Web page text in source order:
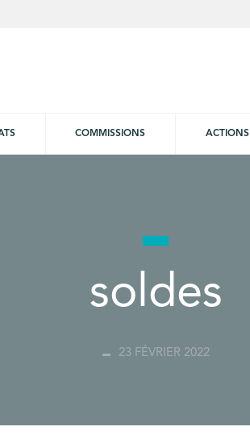
COMMISSIONS ACTIONS
soldes
23 FÉVRIER 2022